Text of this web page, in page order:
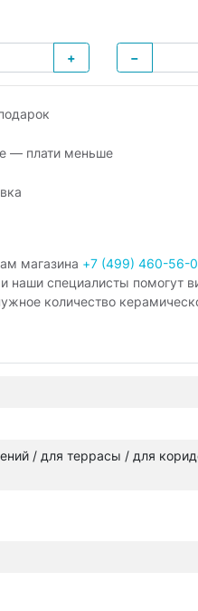
+
−
— плати меньше
магазина +7 (499) 460-56-
наши специалисты помогут
количество
/ для террасы / для